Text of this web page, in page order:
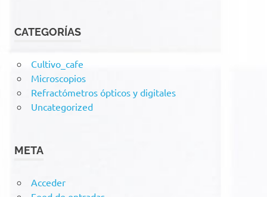
CATEGORÍAS
Cultivo_cafe
Microscopios
Refractómetros ópticos y digitales
Uncategorized
META
Acceder